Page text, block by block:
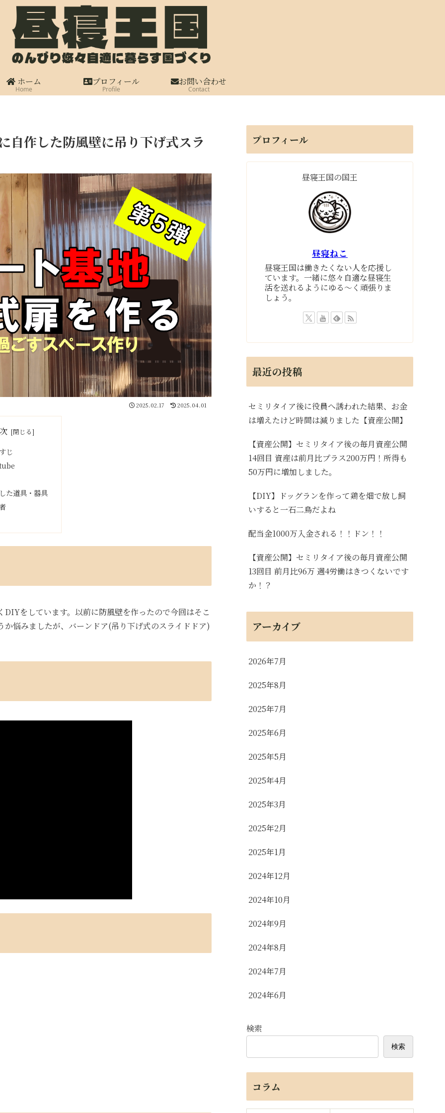
ホーム
Home
プロフィール
Profile
お問い合わせ
Contact
自作した防風壁に吊り下げ式スラ
2025.02.17 2025.04.01
じ
た道具・器具
をしています。以前に防風壁を作ったので今回はそこ
悩みましたが、バーンドア(吊り下げ式のスライドドア)
プロフィール
昼寝王国の国王
昼寝ねこ
昼寝王国は働きたくない人を応援し
ています。一緒に悠々自適な昼寝生
活を送れるようにゆる～く頑張りま
しょう。
最近の投稿
セミリタイア後に役員へ誘われた結果、お金
は増えたけど時間は減りました【資産公開】
【資産公開】セミリタイア後の毎月資産公開
14回目 資産は前月比プラス200万円！所得も
50万円に増加しました。
【DIY】ドッグランを作って鶏を畑で放し飼
いすると一石二鳥だよね
配当金1000万入金される！！ドン！！
【資産公開】セミリタイア後の毎月資産公開
13回目 前月比96万 週4労働はきつくないです
か！？
アーカイブ
2026年7月
2025年8月
2025年7月
2025年6月
2025年5月
2025年4月
2025年3月
2025年2月
2025年1月
2024年12月
2024年10月
2024年9月
2024年8月
2024年7月
2024年6月
検索
検索
コラム